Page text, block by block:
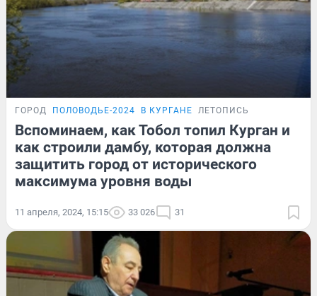
ГОРОД ПОЛОВОДЬЕ-2024 В КУРГАНЕ ЛЕТОПИСЬ
Вспоминаем, как Тобол топил Курган и
как строили дамбу, которая должна
защитить город от исторического
максимума уровня воды
11 апреля, 2024, 15:15 33 026 31